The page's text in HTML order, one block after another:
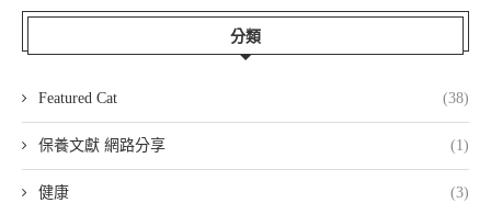
分類
Featured Cat (38)
保養文獻 網路分享 (1)
健康 (3)